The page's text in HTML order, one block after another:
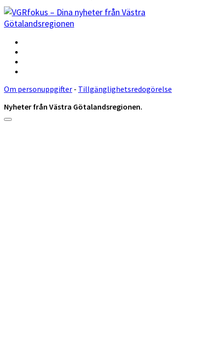
Om personuppgifter - Tillgänglighetsredogörelse
Nyheter från Västra Götalandsregionen.
Rulla